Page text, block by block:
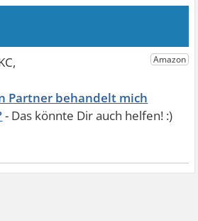
Partner behandelt mich